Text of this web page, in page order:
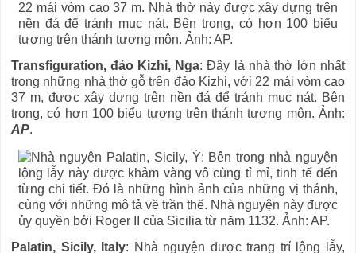
Transfiguration, đảo Kizhi, Nga: Đây là nhà thờ lớn nhất
trong những nhà thờ gỗ trên đảo Kizhi, với 22 mái vòm cao
37 m, được xây dựng trên nền đá để tránh mục nát. Bên
trong, có hơn 100 biểu tượng trên thánh tượng môn. Ảnh:
AP.
Palatin, Sicily, Italy: Nhà nguyện được trang trí lộng lẫy,